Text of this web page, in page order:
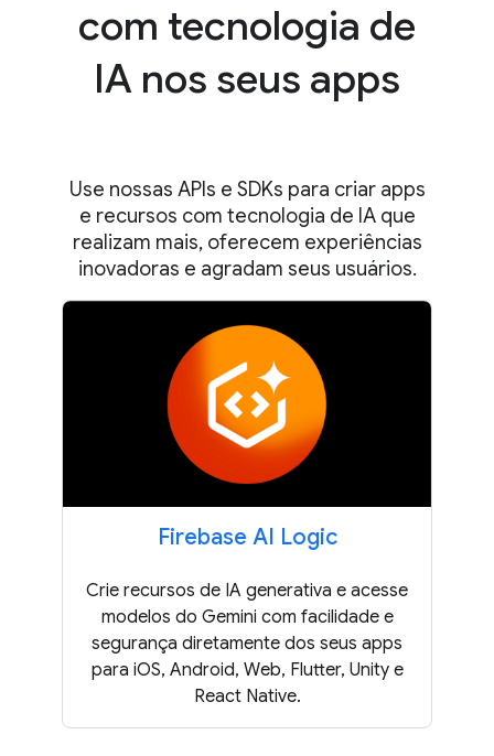
com tecnologia de
IA nos seus apps
Use nossas APIs e SDKs para criar apps
e recursos com tecnologia de IA que
realizam mais, oferecem experiências
inovadoras e agradam seus usuários.
Firebase AI Logic
Crie recursos de IA generativa e acesse
modelos do Gemini com facilidade e
segurança diretamente dos seus apps
para iOS, Android, Web, Flutter, Unity e
React Native.